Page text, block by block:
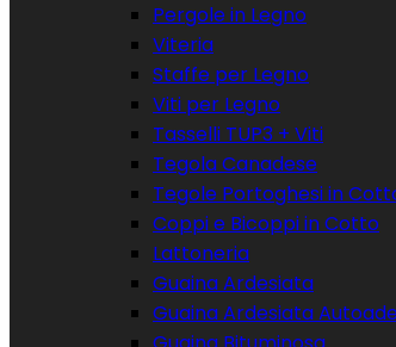
Pergole in Legno
Viteria
Staffe per Legno
Viti per Legno
Tasselli TUP3 + Viti
Tegola Canadese
Tegole Portoghesi in
Coppi e Bicoppi in Cotto
Lattoneria
Guaina Ardesiata
Guaina Ardesiata